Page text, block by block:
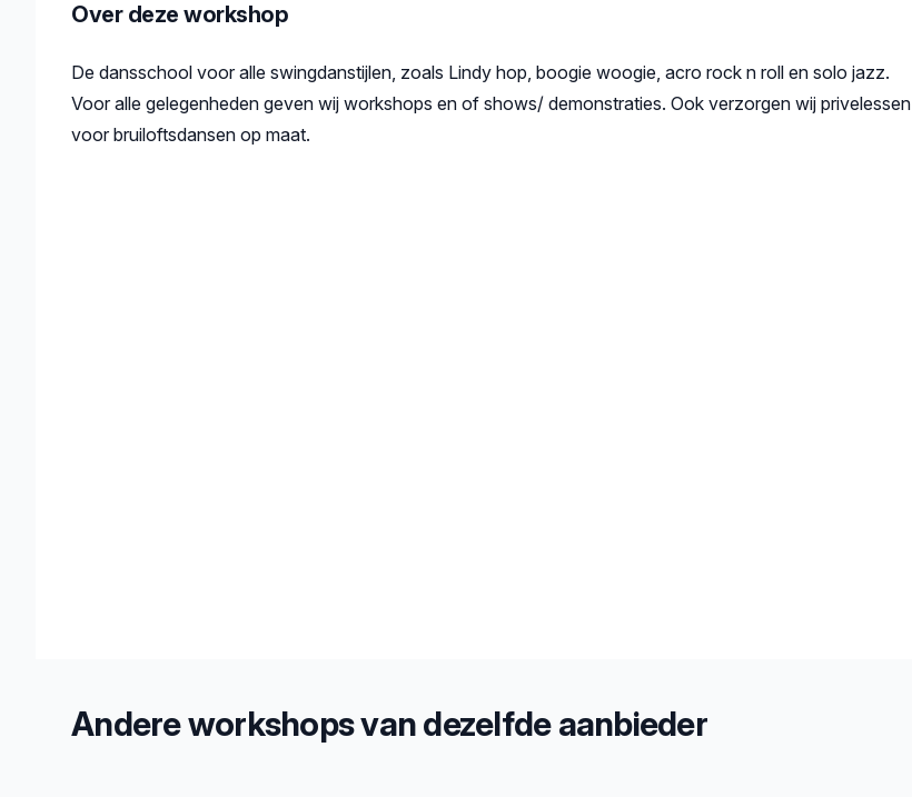
Over deze workshop
Beschrijving
De dansschool voor alle swingdanstijlen, zoals Lindy hop, boogie woogie, acro rock n roll en solo jazz.
Voor alle gelegenheden geven wij workshops en of shows/ demonstraties. Ook verzorgen wij privelessen
voor bruiloftsdansen op maat.
Andere workshops van dezelfde aanbieder